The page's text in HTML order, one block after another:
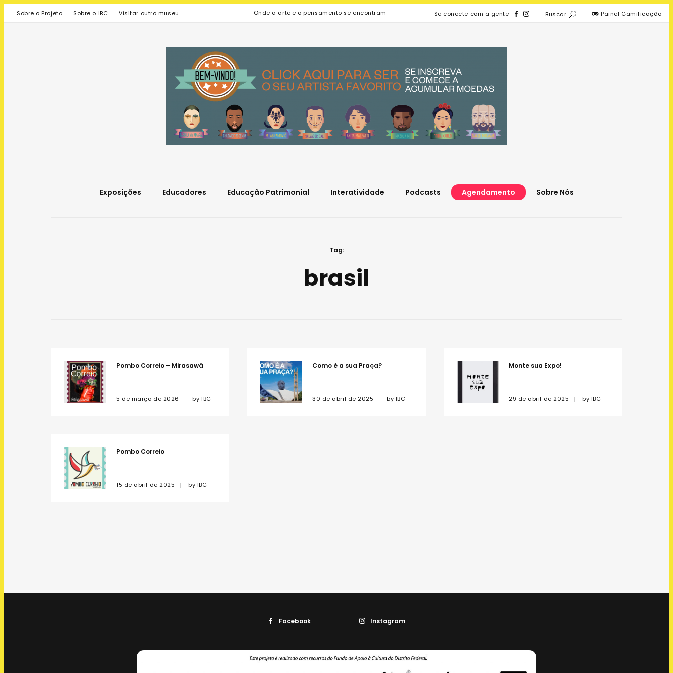
Sobre o Projeto Sobre o IBC Visitar outro museu Onde a arte e o pensamento se encontram Painel Gamificação
Buscar
Se conecte com a gente
Exposições Educadores Educação Patrimonial Interatividade Podcasts Agendamento Sobre Nós
Tag:
brasil
Pombo Correio – Mirasawá
5 de março de 2026 by IBC
Como é a sua Praça?
30 de abril de 2025 by IBC
Monte sua Expo!
29 de abril de 2025 by IBC
Pombo Correio
15 de abril de 2025 by IBC
Facebook Instagram